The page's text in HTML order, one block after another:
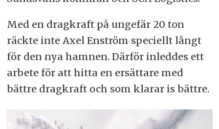
Med en dragkraft på ungefär 20 ton
räckte inte Axel Enström speciellt långt
för den nya hamnen. Därför inleddes ett
arbete för att hitta en ersättare med
bättre dragkraft och som klarar is bättre.